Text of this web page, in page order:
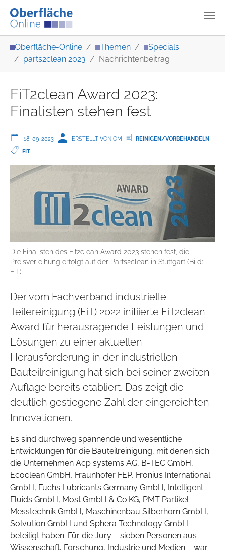
Oberfläche-Online Themen
Specials
parts2clean 2023
Nachrichtenbeitrag
FiT2clean Award 2023:
Finalisten stehen fest
18-09-2023 ERSTELLT VON OM
REINIGEN/VORBEHANDELN
FIT
Die Finalisten des Fit2clean Award 2023 stehen fest, die
Preisverleihung erfolgt auf der Parts2clean in Stuttgart (Bild:
FiT)
Der vom Fachverband industrielle
Teilereinigung (FiT) 2022 initiierte FiT2clean
Award für herausragende Leistungen und
Lösungen zu einer aktuellen
Herausforderung in der industriellen
Bauteilreinigung hat sich bei seiner zweiten
Auflage bereits etabliert. Das zeigt die
deutlich gestiegene Zahl der eingereichten
Innovationen.
Es sind durchweg spannende und wesentliche
Entwicklungen für die Bauteilreinigung, mit denen sich
die Unternehmen Acp systems AG, B-TEC GmbH,
Ecoclean GmbH, Fraunhofer FEP, Fronius International
GmbH, Fuchs Lubricants Germany GmbH, Intelligent
Fluids GmbH, Most GmbH & Co.KG, PMT Partikel-
Messtechnik GmbH, Maschinenbau Silberhorn GmbH,
Solvution GmbH und Sphera Technology GmbH
beteiligt haben. Für die Jury – sieben Personen aus
Wissenschaft, Forschung, Industrie und Medien – war